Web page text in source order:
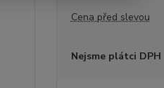
Cena před slevou
Nejsme plátci DPH